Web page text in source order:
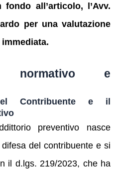
all’articolo, l’Avv.
per una valutazione
normativo e
Contribuente e il
preventivo nasce
del contribuente e si
il d.lgs. 219/2023, che ha